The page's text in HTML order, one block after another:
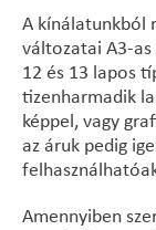
A kínálatunkból
változatai A3-
12 és 13 lapos
tizenharmadik
képpel, vagy
az áruk pedig
Amennyiben